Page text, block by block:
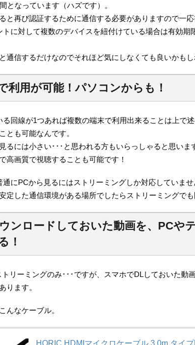
となっています（ハズです）。
と再び認証するために通信する必要がありますので一応
トに対して複数のデバイスを紐付けている場合は有効期
通信するだけなのでそれほど気にしなくても良いかもし
利用が可能！パソコンからも！
る回線が1つあれば複数の端末で利用出来ることは上で
とも可能なんです。
るには小さい･･･と思われる方もいらっしゃると思いま
高画質で視聴することも可能です！
にPCから見るにはストリーミングしか対応していませ
定した通信環境がある場所でしたらストリーミングでも
ンロードしておいた動画を、PCや
！
リーミングのみ･･･ですが、スマホでDLしておいた動
ります。
んなケーブル。
HORIC HDMIマイクロケーブル 3.0m タイ